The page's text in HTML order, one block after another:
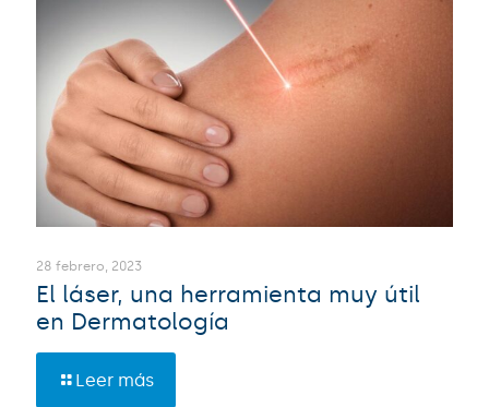
28 febrero, 2023
El láser, una herramienta muy útil
en Dermatología
Leer más